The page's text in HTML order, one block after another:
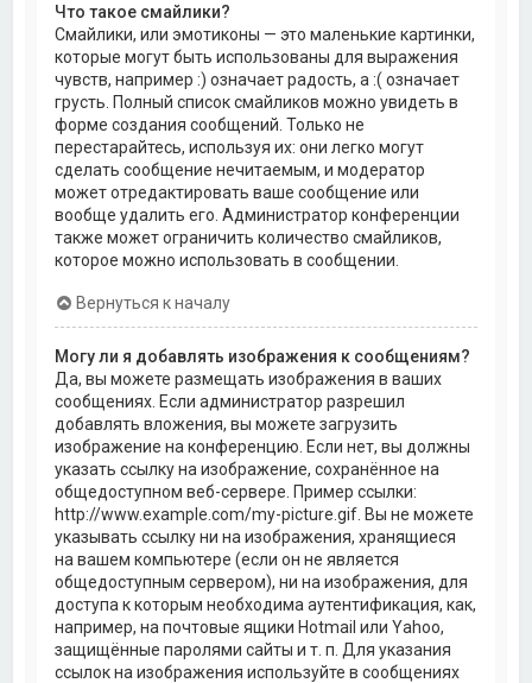
Что такое смайлики?
Смайлики, или эмотиконы — это маленькие картинки,
которые могут быть использованы для выражения
чувств, например :) означает радость, а :( означает
грусть. Полный список смайликов можно увидеть в
форме создания сообщений. Только не
перестарайтесь, используя их: они легко могут
сделать сообщение нечитаемым, и модератор
может отредактировать ваше сообщение или
вообще удалить его. Администратор конференции
также может ограничить количество смайликов,
которое можно использовать в сообщении.
Вернуться к началу
Могу ли я добавлять изображения к сообщениям?
Да, вы можете размещать изображения в ваших
сообщениях. Если администратор разрешил
добавлять вложения, вы можете загрузить
изображение на конференцию. Если нет, вы должны
указать ссылку на изображение, сохранённое на
общедоступном веб-сервере. Пример ссылки:
http://www.example.com/my-picture.gif. Вы не можете
указывать ссылку ни на изображения, хранящиеся
на вашем компьютере (если он не является
общедоступным сервером), ни на изображения, для
доступа к которым необходима аутентификация, как,
например, на почтовые ящики Hotmail или Yahoo,
защищённые паролями сайты и т. п. Для указания
ссылок на изображения используйте в сообщениях